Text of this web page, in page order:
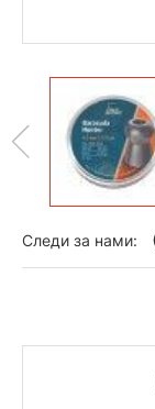
Следи за нами: